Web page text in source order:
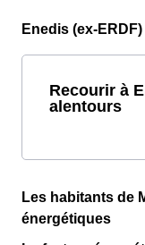
Enedis (ex-
Recourir à
alentours
Les habitants de
énergétiques